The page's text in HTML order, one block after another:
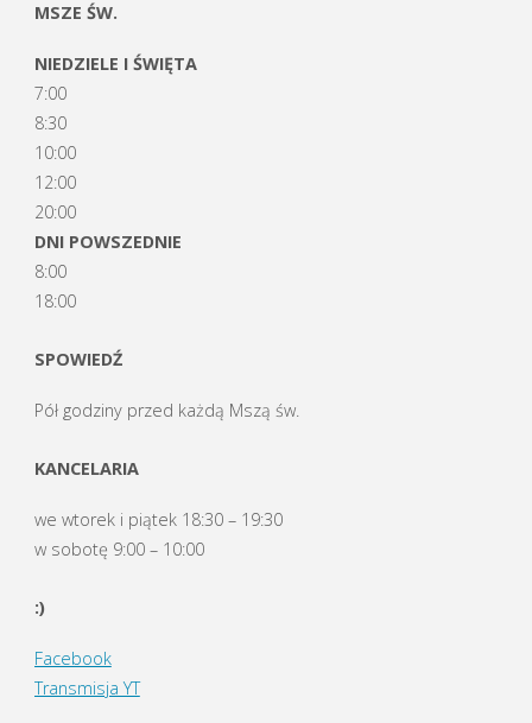
MSZE ŚW.
NIEDZIELE I ŚWIĘTA
7:00
8:30
10:00
12:00
20:00
DNI POWSZEDNIE
8:00
18:00
SPOWIEDŹ
Pół godziny przed każdą Mszą św.
KANCELARIA
we wtorek i piątek 18:30 – 19:30
w sobotę 9:00 – 10:00
:)
Facebook
Transmisja YT